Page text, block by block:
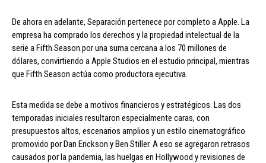
De ahora en adelante, Separación pertenece por completo a Apple. La
empresa ha comprado los derechos y la propiedad intelectual de la
serie a Fifth Season por una suma cercana a los 70 millones de
dólares, convirtiendo a Apple Studios en el estudio principal, mientras
que Fifth Season actúa como productora ejecutiva.
Esta medida se debe a motivos financieros y estratégicos. Las dos
temporadas iniciales resultaron especialmente caras, con
presupuestos altos, escenarios amplios y un estilo cinematográfico
promovido por Dan Erickson y Ben Stiller. A eso se agregaron retrasos
causados por la pandemia, las huelgas en Hollywood y revisiones de